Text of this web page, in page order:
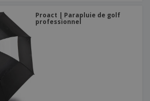
Proact | Parapluie de golf
professionnel